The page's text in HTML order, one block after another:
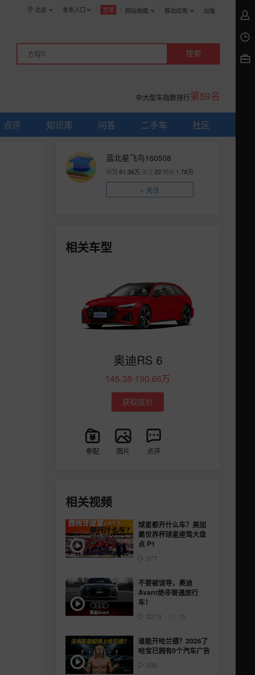
网站地图 移动应用 出版
登录
发布入口
北京
中大型车指数排行第59名
点评 知识库 问答 二手车 社区
蓝北星飞鸟160508
获赞 61.36万 关注 22 粉丝 1.78万
+ 关注
相关车型
奥迪RS 6
145.38-190.66万
获取底价
参配 图片 点评
相关视频
球星都开什么车？美加
墨世界杯球星座驾大盘
点 P1
377
不要被误导，奥迪
Avant绝非普通旅行
车！
3279
15
谁能开哈兰德？2026了
哈宝已拥有0个汽车广告
590